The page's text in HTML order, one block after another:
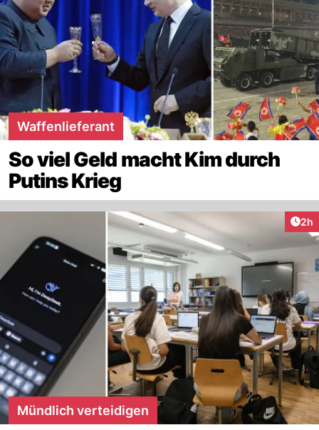
Waffenlieferant
So viel Geld macht Kim durch
Putins Krieg
2h
Mündlich verteidigen